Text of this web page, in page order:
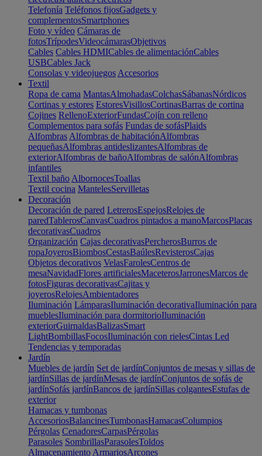
Telefonía Teléfonos fijosGadgets y
complementosSmartphones
Foto y vídeo Cámaras de
fotosTrípodesVideocámarasObjetivos
Cables Cables HDMICables de alimentaciónCables
USBCables Jack
Consolas y videojuegos Accesorios
Textil
Ropa de cama MantasAlmohadasColchasSábanasNórdicos
Cortinas y estores EstoresVisillosCortinasBarras de cortina
Cojines RellenoExteriorFundasCojín con relleno
Complementos para sofás Fundas de sofásPlaids
Alfombras Alfombras de habitaciónAlfombras
pequeñasAlfombras antideslizantesAlfombras de
exteriorAlfombras de bañoAlfombras de salónAlfombras
infantiles
Textil baño AlbornocesToallas
Textil cocina MantelesServilletas
Decoración
Decoración de pared LetrerosEspejosRelojes de
paredTablerosCanvasCuadros pintados a manoMarcosPlacas
decorativasCuadros
Organización Cajas decorativasPercherosBurros de
ropaJoyerosBiombosCestasBaúlesRevisterosCajas
Objetos decorativos VelasFarolesCentros de
mesaNavidadFlores artificialesMaceterosJarronesMarcos de
fotosFiguras decorativasCajitas y
joyerosRelojesAmbientadores
Iluminación LámparasIluminación decorativaIluminación para
mueblesIluminación para dormitorioIluminación
exteriorGuirnaldasBalizasSmart
LightBombillasFocosIluminación con rielesCintas Led
Tendencias y temporadas
Jardín
Muebles de jardín Set de jardínConjuntos de mesas y sillas de
jardínSillas de jardínMesas de jardínConjuntos de sofás de
jardínSofás jardínBancos de jardínSillas colgantesEstufas de
exterior
Hamacas y tumbonas
AccesoriosBalancinesTumbonasHamacasColumpios
Pérgolas CenadoresCarpasPérgolas
Parasoles SombrillasParasolesToldos
Almacenamiento ArmariosArcones